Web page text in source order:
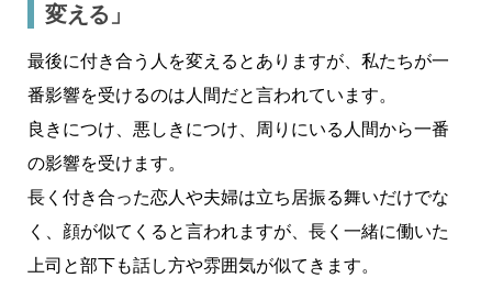
変える」
最後に付き合う人を変えるとありますが、私たちが一
番影響を受けるのは人間だと言われています。
良きにつけ、悪しきにつけ、周りにいる人間から一番
の影響を受けます。
長く付き合った恋人や夫婦は立ち居振る舞いだけでな
く、顔が似てくると言われますが、長く一緒に働いた
上司と部下も話し方や雰囲気が似てきます。